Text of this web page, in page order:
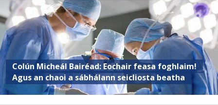
Colún Micheál Bairéad: Eochair feasa foghlaim!
Agus an chaoi a sábhálann seicliosta beatha